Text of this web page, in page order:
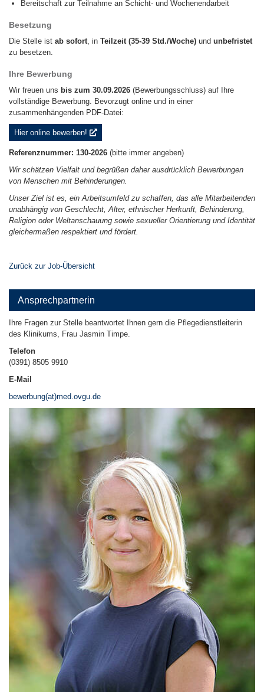
Bereitschaft zur Teilnahme an Schicht- und Wochenendarbeit
Besetzung
Die Stelle ist ab sofort, in Teilzeit (35-39 Std./Woche) und unbefristet
zu besetzen.
Ihre Bewerbung
Wir freuen uns bis zum 30.09.2026 (Bewerbungsschluss) auf Ihre
vollständige Bewerbung. Bevorzugt online und in einer
zusammenhängenden PDF-Datei:
Hier online bewerben!
Referenznummer: 130-2026 (bitte immer angeben)
Wir schätzen Vielfalt und begrüßen daher ausdrücklich Bewerbungen
von Menschen mit Behinderungen.
Unser Ziel ist es, ein Arbeitsumfeld zu schaffen, das alle Mitarbeitenden
unabhängig von Geschlecht, Alter, ethnischer Herkunft, Behinderung,
Religion oder Weltanschauung sowie sexueller Orientierung und Identität
gleichermaßen respektiert und fördert.
Zurück zur Job-Übersicht
Ansprechpartnerin
Ihre Fragen zur Stelle beantwortet Ihnen gern die Pflegedienstleiterin
des Klinikums, Frau Jasmin Timpe.
Telefon
(0391) 8505 9910
E-Mail
bewerbung(at)med.ovgu.de